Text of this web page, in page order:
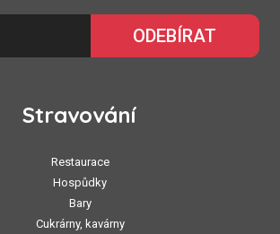
ODEBÍRAT
Stravování
Restaurace
Hospůdky
Bary
Cukrárny, kavárny